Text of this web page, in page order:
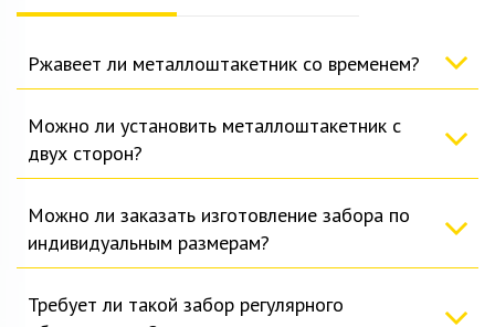
Ржавеет ли металлоштакетник со временем?
Можно ли установить металлоштакетник с
двух сторон?
Можно ли заказать изготовление забора по
индивидуальным размерам?
Требует ли такой забор регулярного